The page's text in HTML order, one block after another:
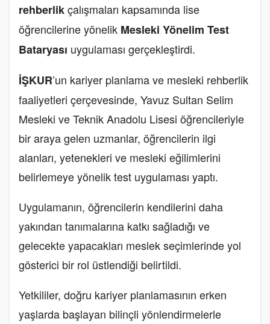
rehberlikçalışmaları kapsamında lise
öğrencilerine yönelik Mesleki Yönelim Test
Bataryası uygulaması gerçekleştirdi.
İŞKUR’un kariyer planlama ve mesleki rehberlik
faaliyetleri çerçevesinde, Yavuz Sultan Selim
Mesleki ve Teknik Anadolu Lisesi öğrencileriyle
bir araya gelen uzmanlar, öğrencilerin ilgi
alanları, yetenekleri ve mesleki eğilimlerini
belirlemeye yönelik test uygulaması yaptı.
Uygulamanın, öğrencilerin kendilerini daha
yakından tanımalarına katkı sağladığı ve
gelecekte yapacakları meslek seçimlerinde yol
gösterici bir rol üstlendiği belirtildi.
Yetkililer, doğru kariyer planlamasının erken
yaşlarda başlayan bilinçli yönlendirmelerle